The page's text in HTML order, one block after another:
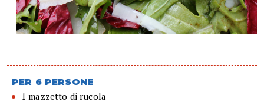
PER 6 PERSONE
1 mazzetto di rucola